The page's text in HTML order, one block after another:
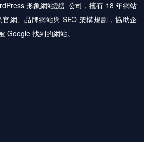
形象網站設計公司，擁有 18 年網站
網、品牌網站與 SEO 架構規劃，協助企
Google 找到的網站。